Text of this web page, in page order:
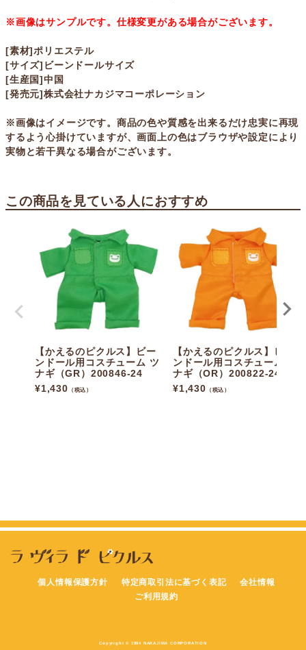
※画像はサンプルです。仕様変更がある場合がございます。
[素材]ポリエステル
[サイズ]ビーンドールサイズ
[生産国]中国
[発売元]株式会社ナカジマコーポレーション
※画像はイメージです。商品の色や質感を出来るだけ忠実に再現
するよう心掛けていますが、画面上の色はブラウザや設定により
実物と若干異なる場合がございます。
この商品を見ている人におすすめ
【かえるのピクルス】ビー
ンドール用コスチューム ツ
ナギ（GR）200846-24
¥1,430 （税込）
【かえるのピクルス】ビー
ンドール用コスチューム ツ
ナギ（OR）200822-24
¥1,430 （税込）
個人情報保護方針 特定商取引法に基づく表記
会社情報
ご利用規約
Copyright © 1994 NAKAJIMA CORPORATION